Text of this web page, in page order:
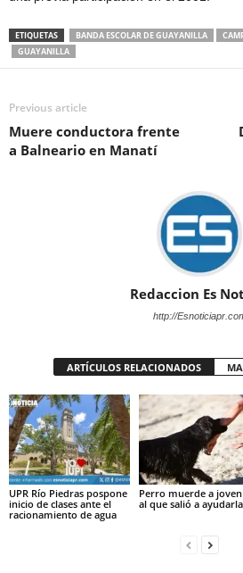
ETIQUETAS BANDA ESCOLAR DE GUAYANILLA
GUAYANILLA
Previous article
Muere conductora frente
a Balneario en Manatí
Redaccion Es
http://
ARTÍCULOS RELACIONADOS
UPR Río Piedras pospone
inicio de clases ante el
racionamiento de agua
Perro muerde a
al que salió a ayudarla